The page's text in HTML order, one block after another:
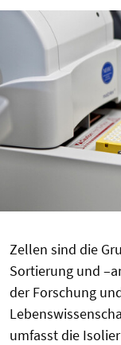
Zellen sind die
Sortierung und
der Forschung
umfasst die